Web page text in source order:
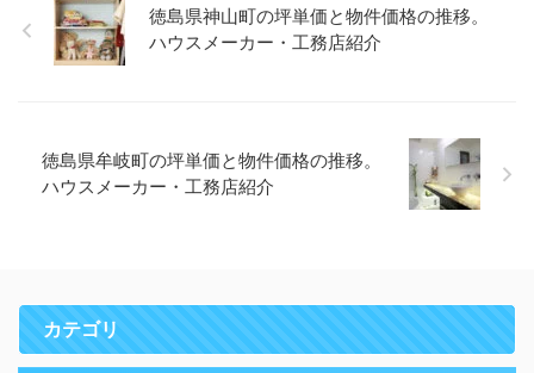
徳島県神山町の坪単価と物件価格の推移。
ハウスメーカー・工務店紹介
徳島県牟岐町の坪単価と物件価格の推移。
ハウスメーカー・工務店紹介
カテゴリ